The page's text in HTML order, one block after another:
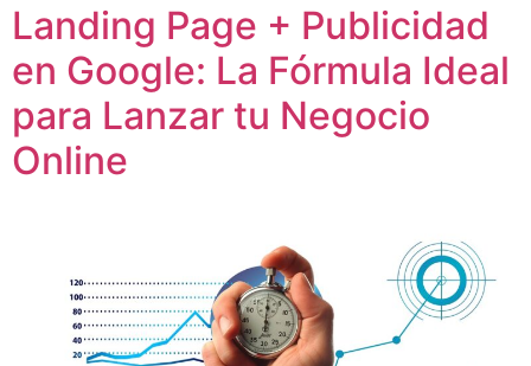
Landing Page + Publicidad
en Google: La Fórmula Ideal
para Lanzar tu Negocio
Online